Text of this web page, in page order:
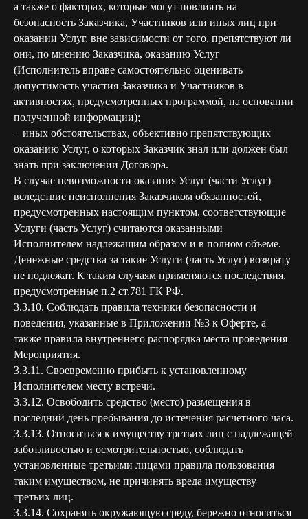
а также о факторах, которые могут повлиять на
безопасность Заказчика, Участников или иных лиц при
оказании Услуг, вне зависимости от того, препятствуют ли
они, по мнению Заказчика, оказанию Услуг
(Исполнитель вправе самостоятельно оценивать
допустимость участия Заказчика и Участников в
активностях, предусмотренных программой, на основании
полученной информации);
− иных обстоятельствах, объективно препятствующих
оказанию Услуг, о которых Заказчик знал или должен был
знать при заключении Договора.
В случае невозможности оказания Услуг (части Услуг)
вследствие неисполнения Заказчиком обязанностей,
предусмотренных настоящим пунктом, соответствующие
Услуги (часть Услуг) считаются оказанными
Исполнителем надлежащим образом и в полном объеме.
Денежные средства за такие Услуги (часть Услуг) возврату
не подлежат. К таким случаям применяются последствия,
предусмотренные п.2 ст.781 ГК РФ.
3.3.10. Соблюдать правила техники безопасности и
поведения, указанные в Приложении №3 к Оферте, а
также правила внутреннего распорядка места проведения
Мероприятия.
3.3.11. Своевременно прибыть к установленному
Исполнителем месту встречи.
3.3.12. Освободить средство (место) размещения в
последний день пребывания до истечения расчетного часа.
3.3.13. Относиться к имуществу третьих лиц с надлежащей
заботливостью и осмотрительностью, соблюдать
установленные третьими лицами правила пользования
таким имуществом, не причинять вреда имуществу
третьих лиц.
3.3.14. Сохранять окружающую среду, бережно относиться